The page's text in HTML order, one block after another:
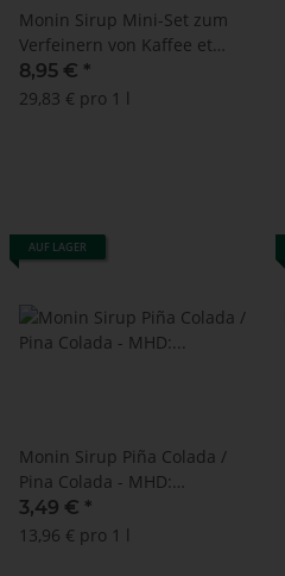
Monin Sirup Mini-Set zum
Verfeinern von Kaffee et
cetera - 6 x 50 ml
8,95 € *
29,83 € pro 1 l
AUF LAGER
Monin Sirup Piña Colada /
Pina Colada - MHD:
30.11.2024 !! (250 ml)
3,49 € *
13,96 € pro 1 l